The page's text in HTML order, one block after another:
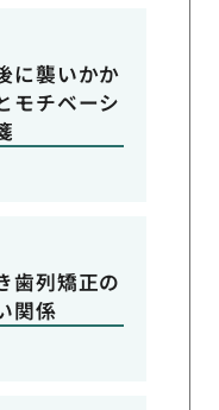
に襲いかか
モチベーシ
歯列矯正の
関係